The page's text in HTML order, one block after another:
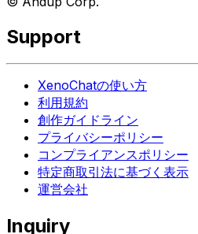
Support
XenoChatの使い方
利用規約
創作ガイドライン
プライバシーポリシー
コンプライアンスポリシー
特定商取引法に基づく表示
運営会社
Inquiry